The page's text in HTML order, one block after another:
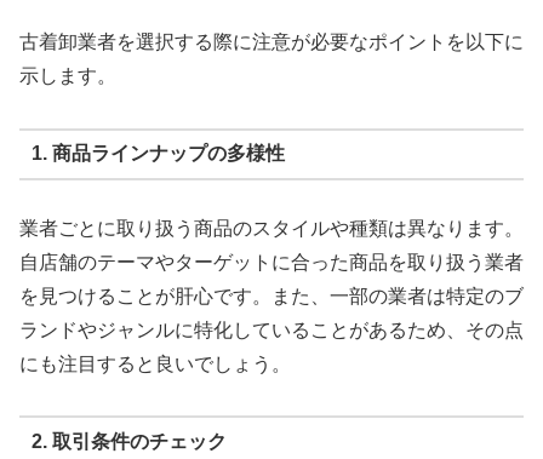
古着卸業者を選択する際に注意が必要なポイントを以下に
示します。
1. 商品ラインナップの多様性
業者ごとに取り扱う商品のスタイルや種類は異なります。
自店舗のテーマやターゲットに合った商品を取り扱う業者
を見つけることが肝心です。また、一部の業者は特定のブ
ランドやジャンルに特化していることがあるため、その点
にも注目すると良いでしょう。
2. 取引条件のチェック